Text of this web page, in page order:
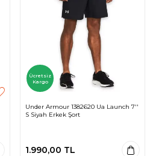
Ücretsiz
Kargo
Under Armour 1382620 Ua Launch 7''
S Siyah Erkek Şort
1.990,00 TL